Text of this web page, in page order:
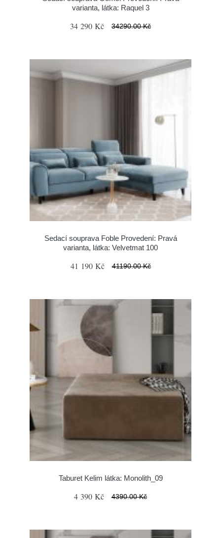
varianta, látka: Raquel 3
34 290 Kč 34290.00 Kč
Sedací souprava Foble Provedení: Pravá
varianta, látka: Velvetmat 100
41 190 Kč 41190.00 Kč
Taburet Kelim látka: Monolith_09
4 390 Kč 4390.00 Kč